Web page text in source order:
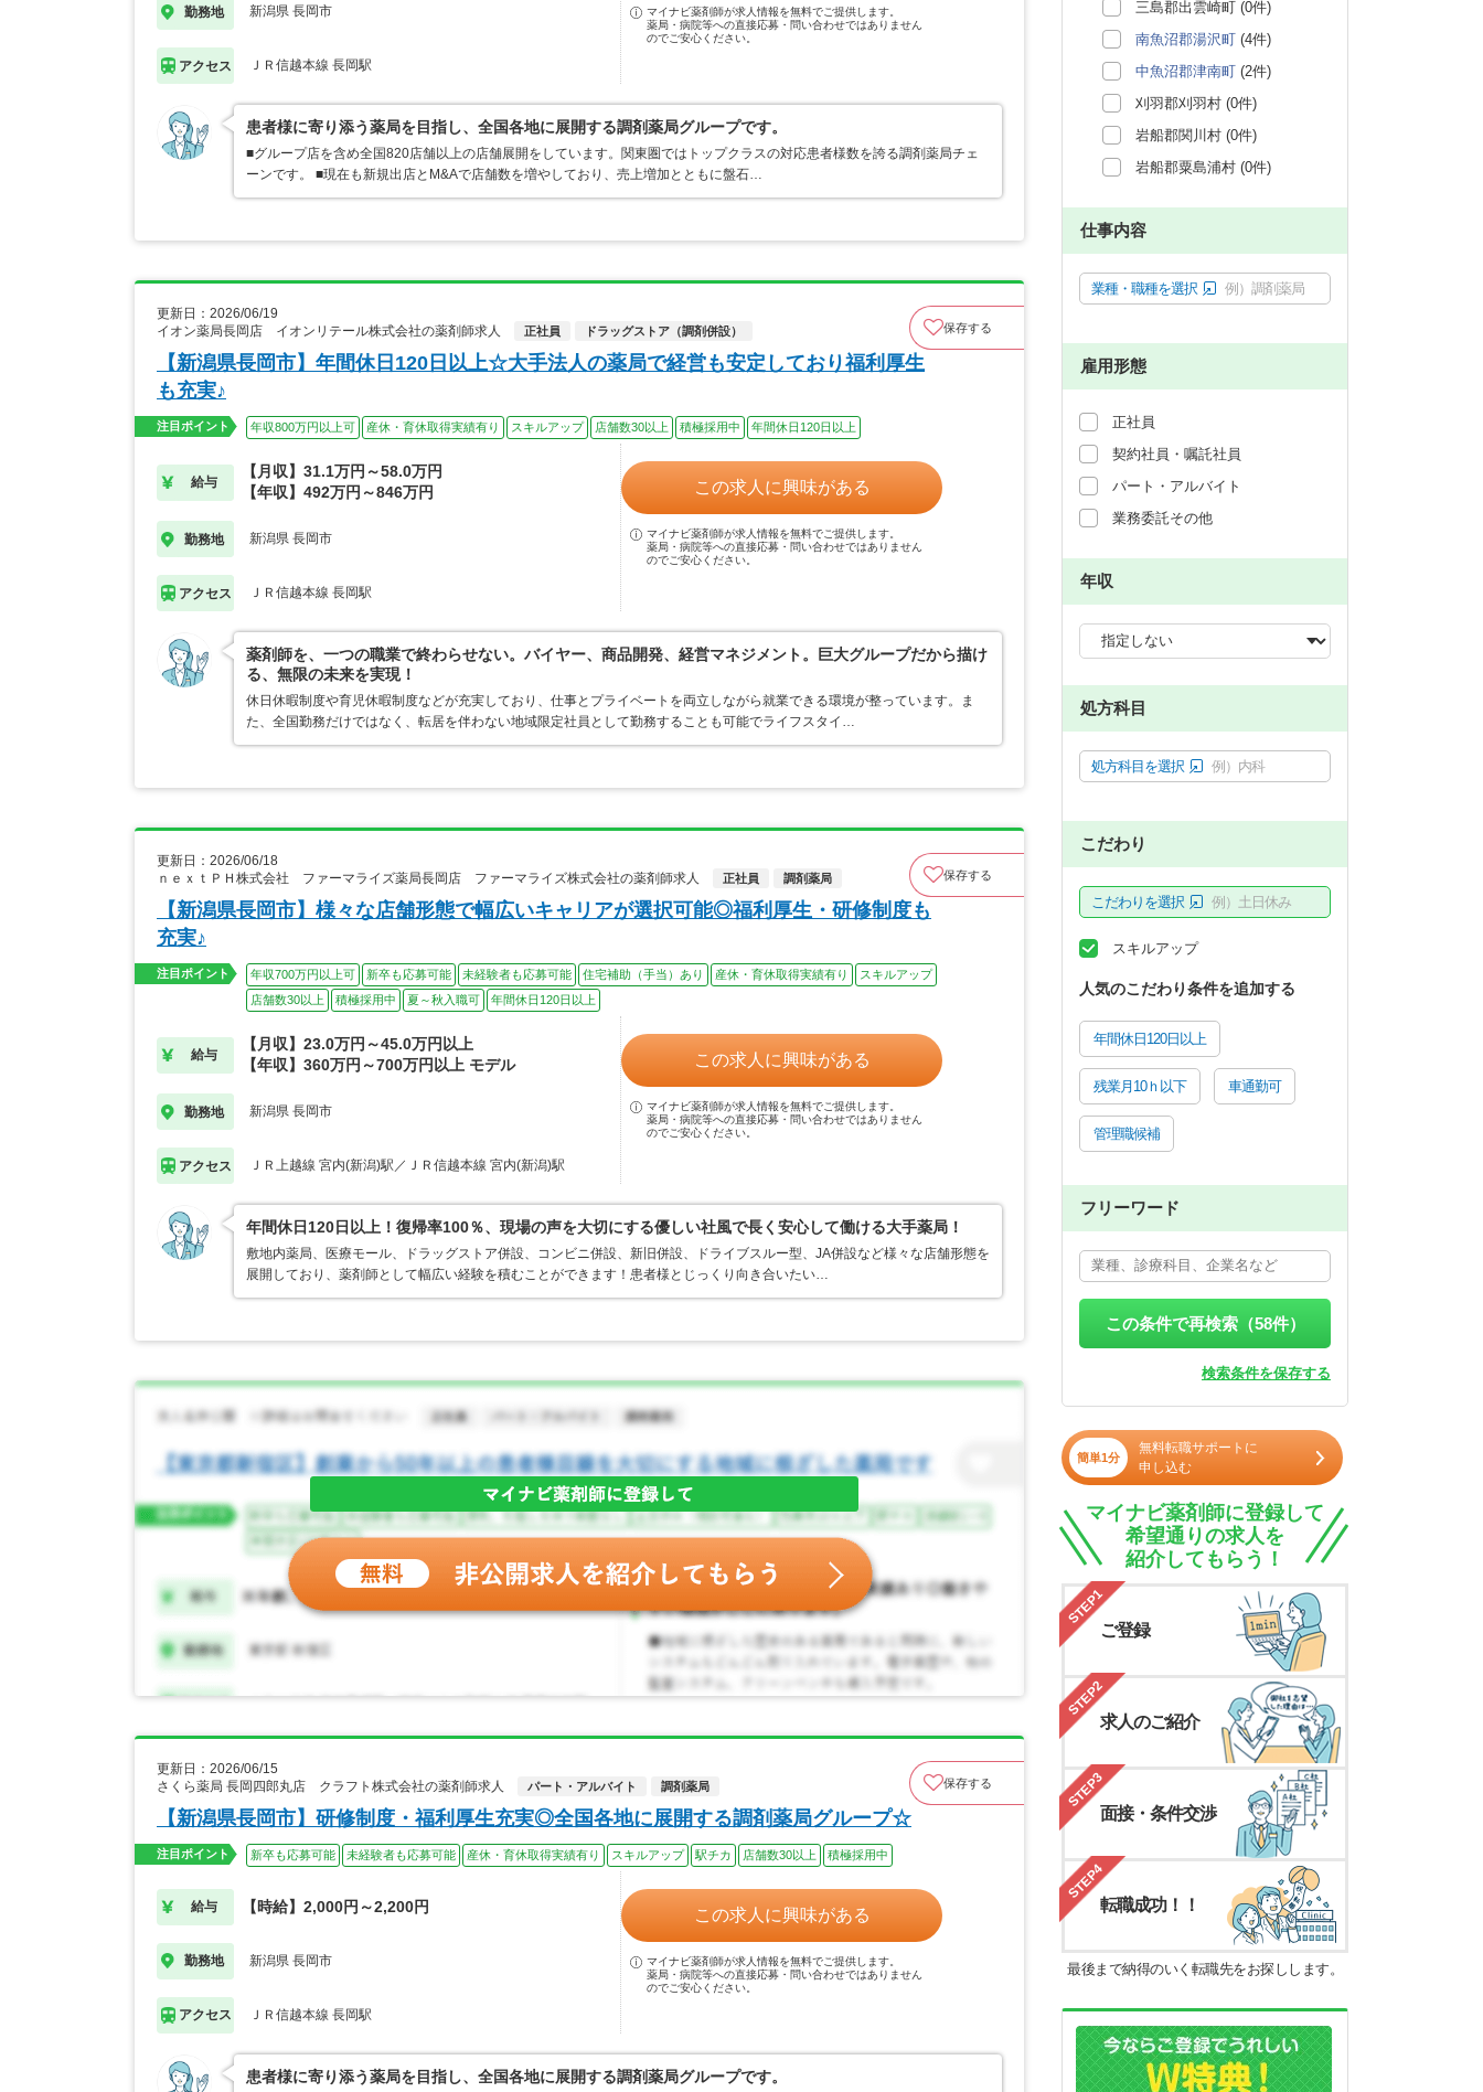
勤務地 新潟県 長岡市
アクセス ＪＲ信越本線 長岡駅
マイナビ薬剤師が求人情報を無料でご提供します。
薬局・病院等への直接応募・問い合わせではありません
のでご安心ください。
患者様に寄り添う薬局を目指し、全国各地に展開する調剤薬局グループです。
■グループ店を含め全国820店舗以上の店舗展開をしています。関東圏ではトップクラスの対応患者様数を誇る調剤薬局チェ
ーンです。 ■現在も新規出店とM&Aで店舗数を増やしており、売上増加とともに盤石…
更新日：2026/06/19
イオン薬局長岡店 イオンリテール株式会社の薬剤師求人
正社員 ドラッグストア（調剤併設） 保存する
【新潟県長岡市】年間休日120日以上☆大手法人の薬局で経営も安定しており福利厚生
も充実♪
注目ポイント 年収800万円以上可 産休・育休取得実績有り スキルアップ 店舗数30以上 積極採用中 年間休日120日以上
給与
【月収】31.1万円～58.0万円
【年収】492万円～846万円
勤務地 新潟県 長岡市
アクセス ＪＲ信越本線 長岡駅
この求人に興味がある
マイナビ薬剤師が求人情報を無料でご提供します。
薬局・病院等への直接応募・問い合わせではありません
のでご安心ください。
薬剤師を、一つの職業で終わらせない。バイヤー、商品開発、経営マネジメント。巨大グループだから描け
る、無限の未来を実現！
休日休暇制度や育児休暇制度などが充実しており、仕事とプライベートを両立しながら就業できる環境が整っています。ま
た、全国勤務だけではなく、転居を伴わない地域限定社員として勤務することも可能でライフスタイ…
更新日：2026/06/18
ｎｅｘｔＰＨ株式会社 ファーマライズ薬局長岡店 ファーマライズ株式会社の薬剤師求人
正社員 調剤薬局 保存する
【新潟県長岡市】様々な店舗形態で幅広いキャリアが選択可能◎福利厚生・研修制度も
充実♪
注目ポイント 年収700万円以上可 新卒も応募可能 未経験者も応募可能 住宅補助（手当）あり 産休・育休取得実績有り
スキルアップ
店舗数30以上
積極採用中 夏～秋入職可 年間休日120日以上
給与
【月収】23.0万円～45.0万円以上
【年収】360万円～700万円以上 モデル
勤務地 新潟県 長岡市
アクセス ＪＲ上越線 宮内(新潟)駅／ＪＲ信越本線 宮内(新潟)駅
この求人に興味がある
マイナビ薬剤師が求人情報を無料でご提供します。
薬局・病院等への直接応募・問い合わせではありません
のでご安心ください。
年間休日120日以上！復帰率100％、現場の声を大切にする優しい社風で長く安心して働ける大手薬局！
敷地内薬局、医療モール、ドラッグストア併設、コンビニ併設、新旧併設、ドライブスルー型、JA併設など様々な店舗形態を
展開しており、薬剤師として幅広い経験を積むことができます！患者様とじっくり向き合いたい…
更新日：2026/06/15
さくら薬局 長岡四郎丸店 クラフト株式会社の薬剤師求人
パート・アルバイト 調剤薬局 保存する
【新潟県長岡市】研修制度・福利厚生充実◎全国各地に展開する調剤薬局グループ☆
注目ポイント 新卒も応募可能 未経験者も応募可能 産休・育休取得実績有り スキルアップ 駅チカ 店舗数30以上 積極採用中
給与 【時給】2,000円～2,200円
勤務地 新潟県 長岡市
アクセス ＪＲ信越本線 長岡駅
この求人に興味がある
マイナビ薬剤師が求人情報を無料でご提供します。
薬局・病院等への直接応募・問い合わせではありません
のでご安心ください。
患者様に寄り添う薬局を目指し、全国各地に展開する調剤薬局グループです。
三島郡出雲崎町 (0件)
南魚沼郡湯沢町 (4件)
中魚沼郡津南町 (2件)
刈羽郡刈羽村 (0件)
岩船郡関川村 (0件)
岩船郡粟島浦村 (0件)
仕事内容
業種・職種を選択 例）調剤薬局
雇用形態
正社員
契約社員・嘱託社員
パート・アルバイト
業務委託その他
年収
処方科目
処方科目を選択 例）内科
こだわり
こだわりを選択 例）土日休み
スキルアップ
人気のこだわり条件を追加する
年間休日120日以上
残業月10ｈ以下 車通勤可
管理職候補
フリーワード
この条件で再検索（58件）
検索条件を保存する
簡単1分
無料転職サポートに
申し込む
マイナビ薬剤師に登録して
希望通りの求人を
紹介してもらう！
STEP1
ご登録
STEP2
求人のご紹介
STEP3
面接・条件交渉
STEP4
転職成功！！
最後まで納得のいく転職先をお探しします。